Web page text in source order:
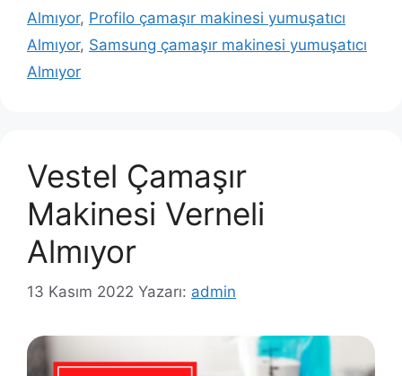
Almıyor, Profilo çamaşır makinesi yumuşatıcı
Almıyor, Samsung çamaşır makinesi yumuşatıcı
Almıyor
Vestel Çamaşır
Makinesi Verneli
Almıyor
13 Kasım 2022 Yazarı: admin